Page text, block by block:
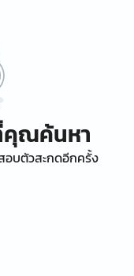
คุณค้นหา
อบตัวสะกดอีกครั้ง